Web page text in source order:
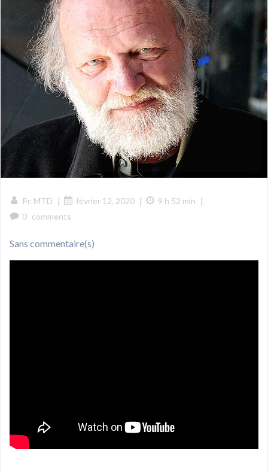
Pr. MTD | février 12, 2020 | 9 h 52 min |
0 comments
Sans commentaire(s)